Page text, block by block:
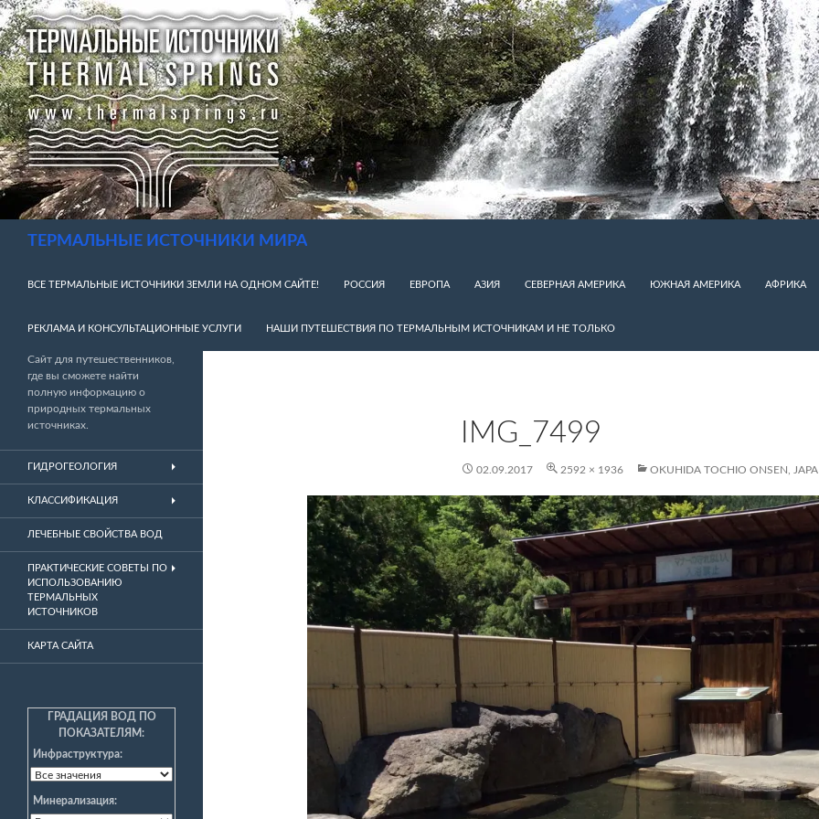
Перейти
к
содержимому
ТЕРМАЛЬНЫЕ ИСТОЧНИКИ МИРА
ВСЕ ТЕРМАЛЬНЫЕ ИСТОЧНИКИ ЗЕМЛИ НА ОДНОМ САЙТЕ! РОССИЯ ЕВРОПА АЗИЯ СЕВЕРНАЯ АМЕРИКА ЮЖНАЯ АМЕРИКА АФРИКА
РЕКЛАМА И КОНСУЛЬТАЦИОННЫЕ УСЛУГИ НАШИ ПУТЕШЕСТВИЯ ПО ТЕРМАЛЬНЫМ ИСТОЧНИКАМ И НЕ ТОЛЬКО
IMG_7499
02.09.2017 2592 × 1936 OKUHIDA TOCHIO ONSEN,
Сайт для путешественников,
где вы сможете найти
полную информацию о
природных термальных
источниках.
ГИДРОГЕОЛОГИЯ
КЛАССИФИКАЦИЯ
ЛЕЧЕБНЫЕ СВОЙСТВА ВОД
ПРАКТИЧЕСКИЕ СОВЕТЫ ПО
ИСПОЛЬЗОВАНИЮ
ТЕРМАЛЬНЫХ
ИСТОЧНИКОВ
КАРТА САЙТА
ГРАДАЦИЯ ВОД ПО
ПОКАЗАТЕЛЯМ:
Инфраструктура:
Минерализация: